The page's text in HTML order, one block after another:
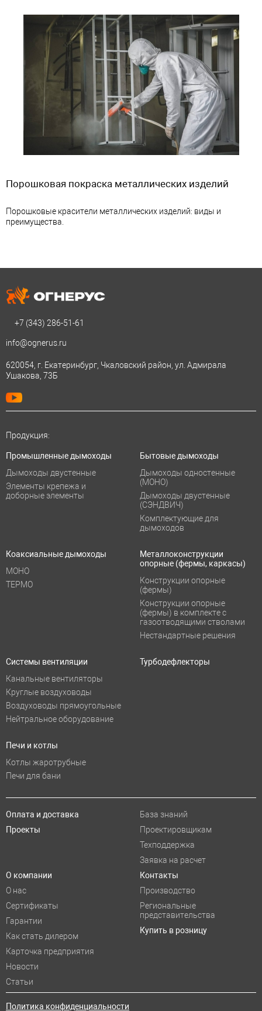
Порошковая покраска металлических изделий
Порошковые красители металлических изделий: виды и
преимущества.
+7 (343) 286-51-61
info@ognerus.ru
620054, г. Екатеринбург, Чкаловский район, ул. Адмирала
Ушакова, 73Б
Продукция:
Промышленные дымоходы
Дымоходы двустенные
Элементы крепежа и
доборные элементы
Бытовые дымоходы
Дымоходы одностенные
(МОНО)
Дымоходы двустенные
(СЭНДВИЧ)
Комплектующие для
дымоходов
Коаксиальные дымоходы
МОНО
ТЕРМО
Металлоконструкции
опорные (фермы, каркасы)
Конструкции опорные
(фермы)
Конструкции опорные
(фермы) в комплекте с
газоотводящими стволами
Нестандартные решения
Системы вентиляции
Канальные вентиляторы
Круглые воздуховоды
Воздуховоды прямоугольные
Нейтральное оборудование
Турбодефлекторы
Печи и котлы
Котлы жаротрубные
Печи для бани
Политика конфиденциальности
Оплата и доставка
Проекты
База знаний
Проектировщикам
Техподдержка
Заявка на расчет
О компании
О нас
Сертификаты
Гарантии
Как стать дилером
Карточка предприятия
Новости
Статьи
Контакты
Производство
Региональные
представительства
Купить в розницу